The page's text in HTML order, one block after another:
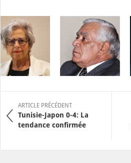
ARTICLE PRÉCÉDENT
Tunisie-Japon 0-4: La
tendance confirmée